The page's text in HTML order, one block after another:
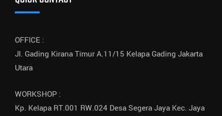
OFFICE :
Jl. Gading Kirana Timur A.11/15 Kelapa Gading Jakarta
Utara
WORKSHOP :
Kp. Kelapa RT.001 RW.024 Desa Segera Jaya Kec. Jaya